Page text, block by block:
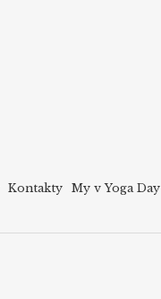
Kontakty My v Yoga Day